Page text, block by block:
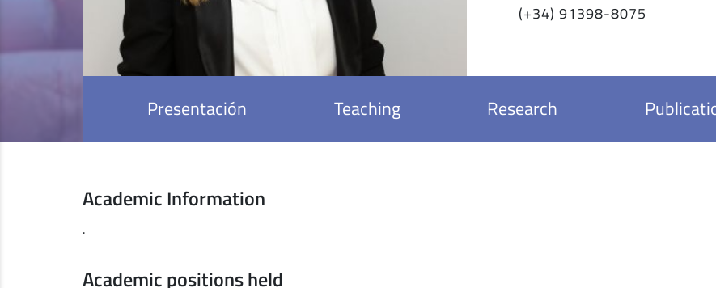
Presentación Teaching Research
(+34) 91398-8075
Academic Information
.
Academic positions held